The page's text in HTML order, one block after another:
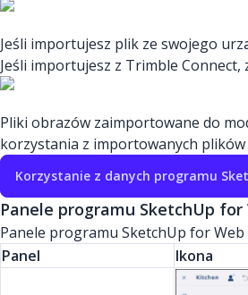
Jeśli importujesz plik ze swojego
Jeśli importujesz z Trimble
Pliki obrazów zaimportowane do
korzystania z importowanych
Korzystanie z danych programu
Panele programu SketchUp for
Panele programu SketchUp for
Panel
Ikona